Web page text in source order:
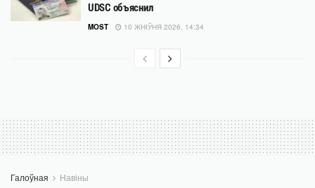
UDSC объяснил
MOST 10 ЖНІЎНЯ 2026, 14:34
Галоўная Навіны